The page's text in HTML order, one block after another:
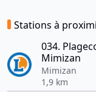
Stations à
034.
Mimizan
Mimizan
1,9 km